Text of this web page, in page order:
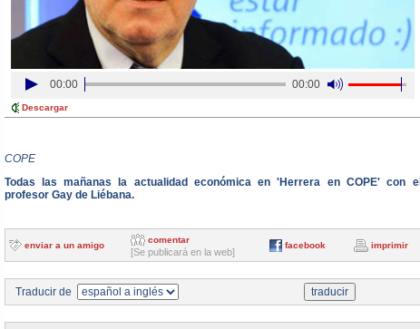
00:00 00:00
Descargar
COPE
Todas las mañanas la actualidad económica en 'Herrera en COPE' con el
profesor Gay de Liébana.
enviar a un amigo
comentar
[Se publicará en la web]
facebook imprimir
Traducir de